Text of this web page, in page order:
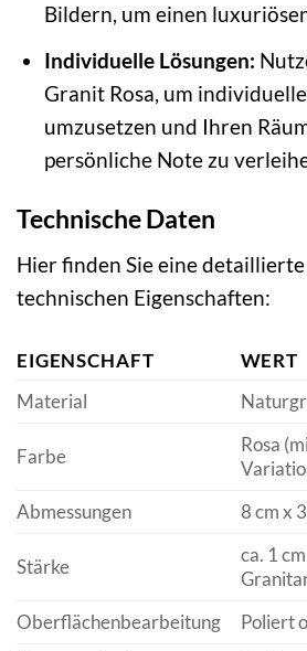
Bildern, um einen
Individuelle Lösungen:
Granit Rosa, um
umzusetzen und Ihren
persönliche Note zu
Technische Daten
Hier finden Sie eine
technischen Eigenschaften:
EIGENSCHAFT
WERT
Material
Farbe
Rosa
Abmessungen
8 cm x
Stärke
ca. 1
Oberflächenbearbeitung
Poliert